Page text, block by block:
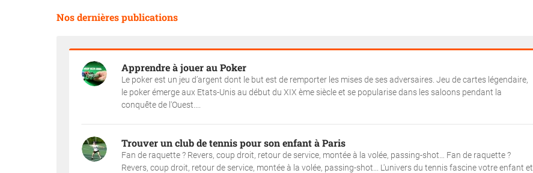
Nos dernières publications
Apprendre à jouer au Poker
Le poker est un jeu d’argent dont le but est de remporter les mises de ses adversaires. Jeu de cartes légendaire,
le poker émerge aux Etats-Unis au début du XIX ème siècle et se popularise dans les saloons pendant la
conquête de l'Ouest....
Trouver un club de tennis pour son enfant à Paris
Fan de raquette ? Revers, coup droit, retour de service, montée à la volée, passing-shot… Fan de raquette ?
Revers, coup droit, retour de service, montée à la volée, passing-shot... L'univers du tennis fascine votre enfant et